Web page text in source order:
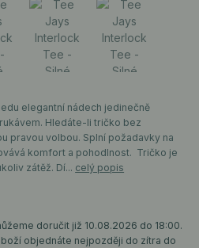
elegantní nádech jedinečně
Hledáte-li tričko bez
pravou volbou. Splní požadavky na
komfort a pohodlnost. Tričko je
zátěž. Dí... celý popis
doručit již 10.08.2026 do 18:00.
objednáte nejpozději do zítra do